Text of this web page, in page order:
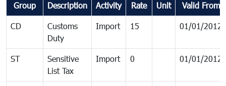
Group
Description
Activity
Rate
Unit Valid From
CD
Customs
Duty
Import 15 01/01/2012
ST
Sensitive
List Tax
Import 0 01/01/2012